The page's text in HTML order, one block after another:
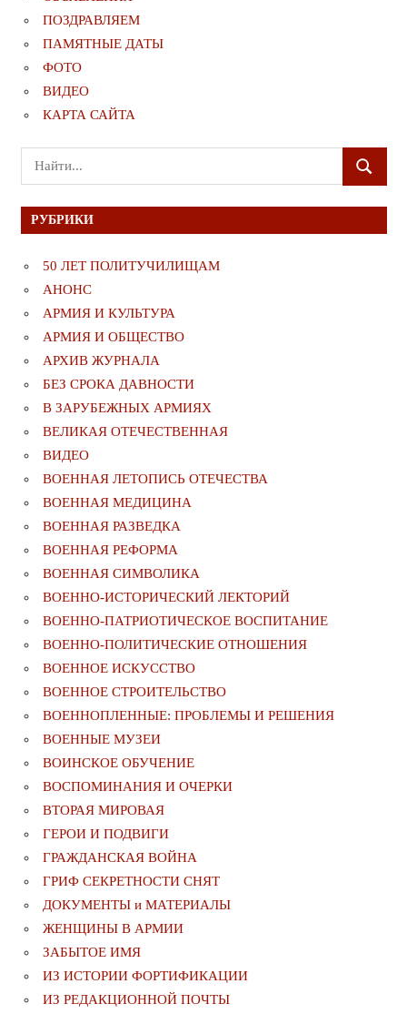
ПОЗДРАВЛЯЕМ
ПАМЯТНЫЕ ДАТЫ
ФОТО
ВИДЕО
КАРТА САЙТА
Поиск
для:
ПОИСК
РУБРИКИ
50 ЛЕТ ПОЛИТУЧИЛИЩАМ
АНОНС
АРМИЯ И КУЛЬТУРА
АРМИЯ И ОБЩЕСТВО
АРХИВ ЖУРНАЛА
БЕЗ СРОКА ДАВНОСТИ
В ЗАРУБЕЖНЫХ АРМИЯХ
ВЕЛИКАЯ ОТЕЧЕСТВЕННАЯ
ВИДЕО
ВОЕННАЯ ЛЕТОПИСЬ ОТЕЧЕСТВА
ВОЕННАЯ МЕДИЦИНА
ВОЕННАЯ РАЗВЕДКА
ВОЕННАЯ РЕФОРМА
ВОЕННАЯ СИМВОЛИКА
ВОЕННО-ИСТОРИЧЕСКИЙ ЛЕКТОРИЙ
ВОЕННО-ПАТРИОТИЧЕСКОЕ ВОСПИТАНИЕ
ВОЕННО-ПОЛИТИЧЕСКИE ОТНОШЕНИЯ
ВОЕННОЕ ИСКУССТВО
ВОЕННОЕ СТРОИТЕЛЬСТВО
ВОЕННОПЛЕННЫЕ: ПРОБЛЕМЫ И РЕШЕНИЯ
ВОЕННЫЕ МУЗЕИ
ВОИНСКОЕ ОБУЧЕНИЕ
ВОСПОМИНАНИЯ И ОЧЕРКИ
ВТОРАЯ МИРОВАЯ
ГЕРОИ И ПОДВИГИ
ГРАЖДАНСКАЯ ВОЙНА
ГРИФ СЕКРЕТНОСТИ СНЯТ
ДОКУМЕНТЫ и МАТЕРИАЛЫ
ЖЕНЩИНЫ В АРМИИ
ЗАБЫТОЕ ИМЯ
ИЗ ИСТОРИИ ФОРТИФИКАЦИИ
ИЗ РЕДАКЦИОННОЙ ПОЧТЫ